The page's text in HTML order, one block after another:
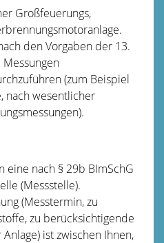
Großfeuerungs,
den Vorgaben der 13.
(zum Beispiel
nach wesentlicher
eine nach § 29b BImSchG
(Messstelle).
(Messtermin, zu
zu berücksichtigende
ist zwischen Ihnen,